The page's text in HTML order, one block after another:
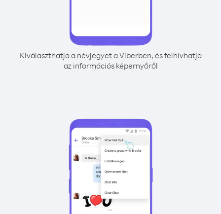
Kiválaszthatja a névjegyet a Viberben, és felhívhatja
az információs képernyőről